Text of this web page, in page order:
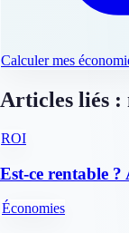
Calculer mes
Articles liés
ROI
Est-ce rentable ?
Économies